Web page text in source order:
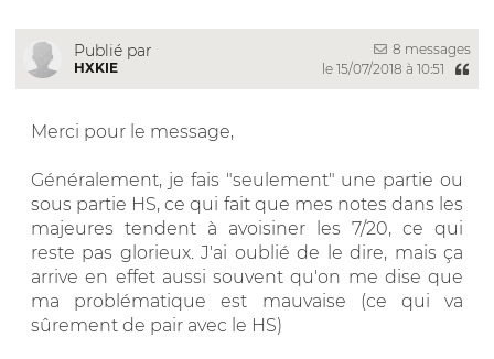
Publié par
HXKIE
8 messages
le 15/07/2018 à 10:51
Merci pour le message,
Généralement, je fais "seulement" une partie ou
sous partie HS, ce qui fait que mes notes dans les
majeures tendent à avoisiner les 7/20, ce qui
reste pas glorieux. J'ai oublié de le dire, mais ça
arrive en effet aussi souvent qu'on me dise que
ma problématique est mauvaise (ce qui va
sûrement de pair avec le HS)